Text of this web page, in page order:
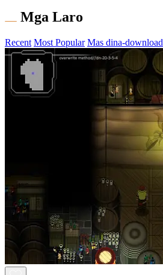
Mga Laro
Recent Most Popular Mas dina-download